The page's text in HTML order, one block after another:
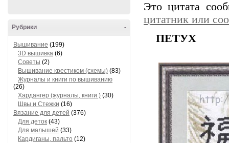
-
Рубрики
Вышивание (199)
3D вышивка (6)
Советы (2)
Вышивание крестиком (схемы) (83)
Журналы и книги по вышиванию
(26)
Хардангер (журналы, книги ) (30)
Швы и Стежки (16)
Вязание для детей (376)
Для деток (43)
Для малышей (33)
Кардиганы, пальто (12)
Это цитата
цитатник или
ПЕТУХ